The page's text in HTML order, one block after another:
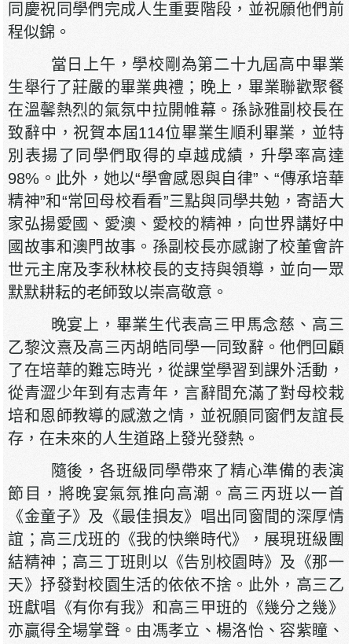
同慶祝同學們完成人生重要階段，並祝願他們前
程似錦。
當日上午，學校剛為第二十九屆高中畢業
生舉行了莊嚴的畢業典禮；晚上，畢業聯歡聚餐
在溫馨熱烈的氣氛中拉開帷幕。孫詠雅副校長在
致辭中，祝賀本屆114位畢業生順利畢業，並特
別表揚了同學們取得的卓越成績，升學率高達
98%。此外，她以“學會感恩與自律”、“傳承培華
精神”和“常回母校看看”三點與同學共勉，寄語大
家弘揚愛國、愛澳、愛校的精神，向世界講好中
國故事和澳門故事。孫副校長亦感謝了校董會許
世元主席及李秋林校長的支持與領導，並向一眾
默默耕耘的老師致以崇高敬意。
晚宴上，畢業生代表高三甲馬念慈、高三
乙黎汶熹及高三丙胡皓同學一同致辭。他們回顧
了在培華的難忘時光，從課堂學習到課外活動，
從青澀少年到有志青年，言辭間充滿了對母校栽
培和恩師教導的感激之情，並祝願同窗們友誼長
存，在未來的人生道路上發光發熱。
隨後，各班級同學帶來了精心準備的表演
節目，將晚宴氣氛推向高潮。高三丙班以一首
《金童子》及《最佳損友》唱出同窗間的深厚情
誼；高三戊班的《我的快樂時代》，展現班級團
結精神；高三丁班則以《告別校園時》及《那一
天》抒發對校園生活的依依不捨。此外，高三乙
班獻唱《有你有我》和高三甲班的《幾分之幾》
亦贏得全場掌聲。由馮孝立、楊洛怡、容紫瞳、